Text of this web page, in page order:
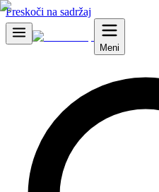
Preskoči na sadržaj
Meni